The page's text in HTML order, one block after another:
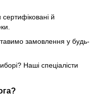
сертифіковані й
замовлення у будь-
Наші спеціалісти